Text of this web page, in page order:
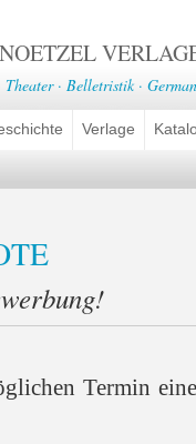
· Belletristik ·
Verlage
Termin